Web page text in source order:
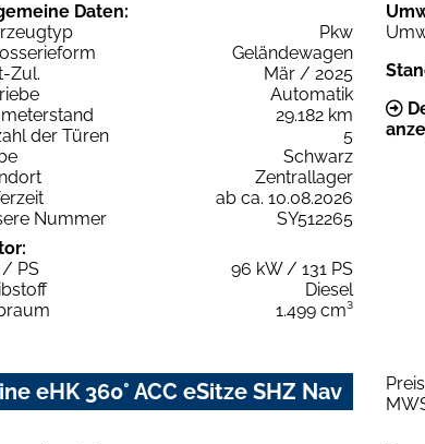
Daten:
Pkw
Geländewagen
Zul.
Mär / 2025
Automatik
29.182 km
der Türen
5
Schwarz
Zentrallager
ab ca. 10.08.2026
Nummer
SY512265
/ PS
96 kW / 131 PS
Diesel
1.499 cm³
eHK 360° ACC eSitze SHZ Nav